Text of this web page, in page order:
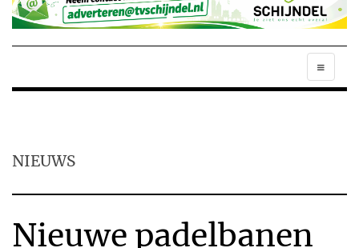
NIEUWS
Nieuwe padelbanen